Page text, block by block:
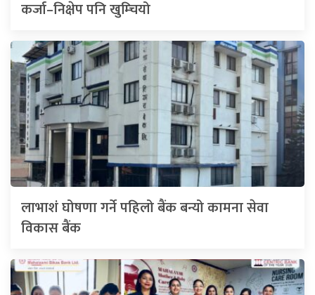
कर्जा–निक्षेप पनि खुम्चियो
लाभाशं घोषणा गर्ने पहिलो बैंक बन्यो कामना सेवा
विकास बैंक